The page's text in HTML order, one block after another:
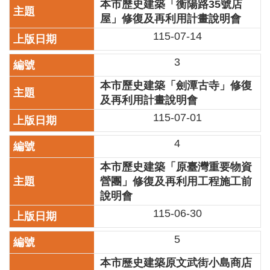
北
文
空
間
年
文
化
節
慶
政
區
珍
貴
本市歷史建築「衡陽路35號店
屋」修復及再利用計畫說明會
115-07-14
3
本市歷史建築「劍潭古寺」修復
及再利用計畫說明會
115-07-01
4
本市歷史建築「原臺灣重要物資
營團」修復及再利用工程施工前
說明會
115-06-30
5
本市歷史建築原文武街小島商店